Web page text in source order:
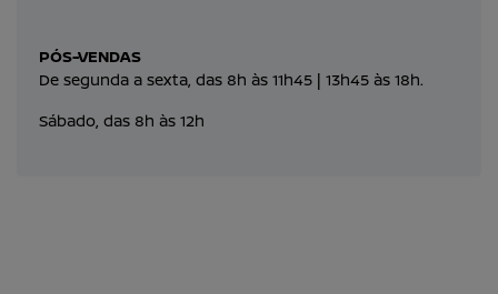
PÓS-VENDAS
De segunda a sexta, das 8h às 11h45 | 13h45 às 18h.
Sábado, das 8h às 12h